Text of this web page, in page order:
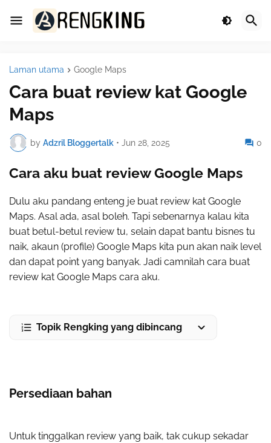
Laman utama Google Maps
Cara buat review kat Google
Maps
by Adzril Bloggertalk • Jun 28, 2025 0
Cara aku buat review Google Maps
Dulu aku pandang enteng je buat review kat Google
Maps. Asal ada, asal boleh. Tapi sebenarnya kalau kita
buat betul-betul review tu, selain dapat bantu bisnes tu
naik, akaun (profile) Google Maps kita pun akan naik level
dan dapat point yang banyak. Jadi camnilah cara buat
review kat Google Maps cara aku.
Topik Rengking yang dibincang
Persediaan bahan
Untuk tinggalkan review yang baik, tak cukup sekadar